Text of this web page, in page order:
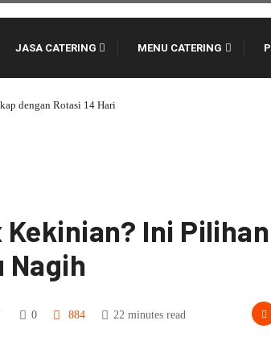
JASA CATERING MENU CATERING
12 Ide Menu Catering Kantoran Agar Karyawan
Kekinian? Ini Pilihan
Nagih
0 884 22 minutes read